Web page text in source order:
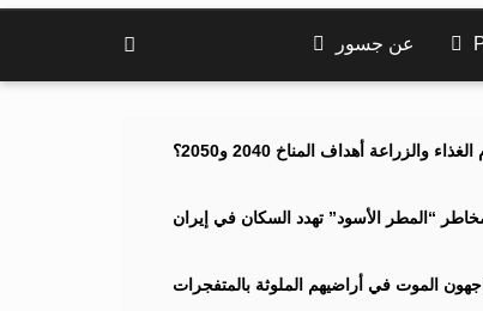
عن جسور
أهداف المناخ 2040 و2050؟
“المطر الأسود” تهدد السكان في إيران
الموت في أراضيهم الملوثة بالمتفجرات